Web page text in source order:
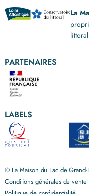
Horaires d’ouvertue
Handicap et accessibilité
Autour de La Maison du Lac
Notre histoire
Notre équipe
La
littoral.
PARTENAIRES
LABELS
© La Maison du Lac de Grand-
Conditions générales de vente